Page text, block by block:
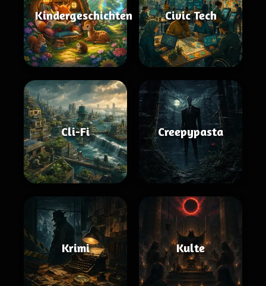
Kindergeschichten Civic Tech
Cli-Fi Creepypasta
Krimi Kulte